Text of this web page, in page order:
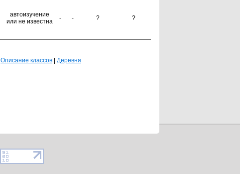
автоизучение
или не известна
- - ? ?
Описание классов Деревня